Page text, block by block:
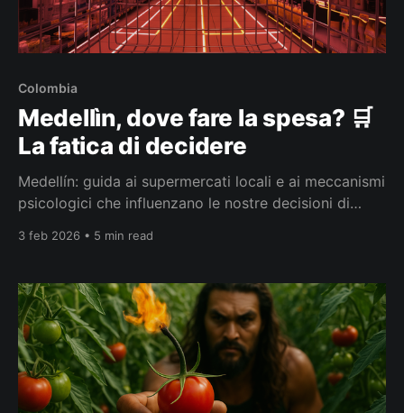
Colombia
Medellìn, dove fare la spesa? 🛒
La fatica di decidere
Medellín: guida ai supermercati locali e ai meccanismi
psicologici che influenzano le nostre decisioni di
3 feb 2026 • 5 min read